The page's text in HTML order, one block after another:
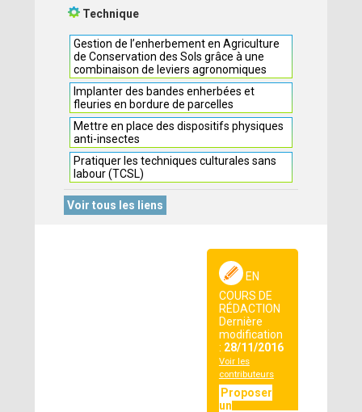
Technique
Gestion de l’enherbement en Agriculture
de Conservation des Sols grâce à une
combinaison de leviers agronomiques
Implanter des bandes enherbées et
fleuries en bordure de parcelles
Mettre en place des dispositifs physiques
anti-insectes
Pratiquer les techniques culturales sans
labour (TCSL)
Voir tous les liens
EN
COURS DE
RÉDACTION
Dernière
modification
: 28/11/2016
Voir les
contributeurs
Proposer
un